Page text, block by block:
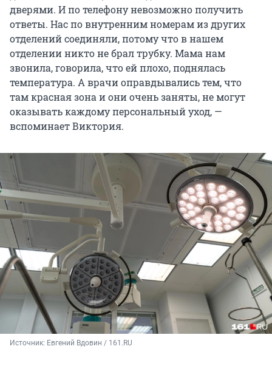
дверями. И по телефону невозможно получить
ответы. Нас по внутренним номерам из других
отделений соединяли, потому что в нашем
отделении никто не брал трубку. Мама нам
звонила, говорила, что ей плохо, поднялась
температура. А врачи оправдывались тем, что
там красная зона и они очень заняты, не могут
оказывать каждому персональный уход, —
вспоминает Виктория.
Источник: Евгений Вдовин / 161.RU